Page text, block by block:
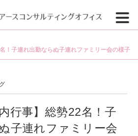
！子連れ出勤ならぬ子連れファミリー会の様子
行事】総勢22名！子
子連れファミリー会